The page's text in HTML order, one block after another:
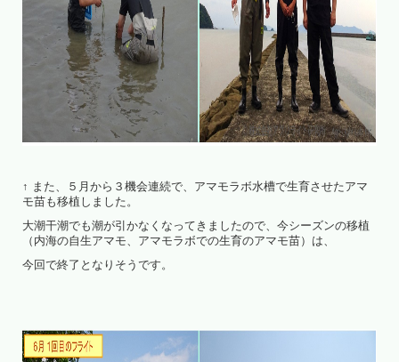
↑ また、５月から３機会連続で、アマモラボ水槽で生育させたアマ
モ苗も移植しました。
大潮干潮でも潮が引かなくなってきましたので、今シーズンの移植
（内海の自生アマモ、アマモラボでの生育のアマモ苗）は、
今回で終了となりそうです。